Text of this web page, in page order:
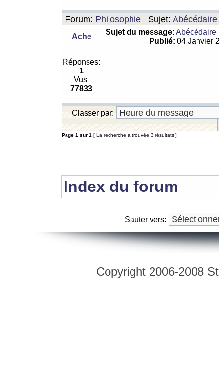
Forum: Philosophie Sujet: Abécédaire
Ache
Sujet du message: Abécédaire
Publié: 04 Janvier
Réponses:
1
Vus:
77833
Classer par:
Page 1 sur 1 [ La recherche a trouvée 3 résultats ]
Index du forum
Sauter vers:
Copyright 2006-2008